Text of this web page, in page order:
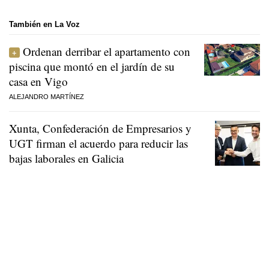
También en La Voz
Ordenan derribar el apartamento con
piscina que montó en el jardín de su
casa en Vigo
ALEJANDRO MARTÍNEZ
Xunta, Confederación de Empresarios y
UGT firman el acuerdo para reducir las
bajas laborales en Galicia